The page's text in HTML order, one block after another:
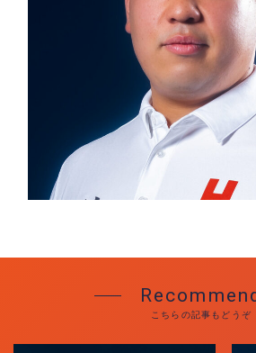
ORANGE TIMES
こちらの記事もどうぞ